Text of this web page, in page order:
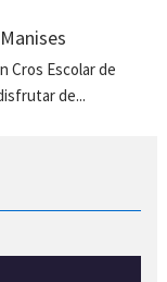
Cros Escolar de
de...